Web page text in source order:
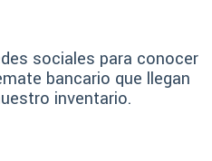
sociales para conocer
bancario que llegan
inventario.